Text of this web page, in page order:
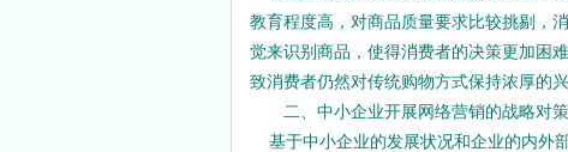
教育程度高，对商品质量要求比较挑剔，
觉来识别商品，使得消费者的决策更加困
致消费者仍然对传统购物方式保持浓厚的兴
二、中小企业开展网络营销的战略对策
基于中小企业的发展状况和企业的内外